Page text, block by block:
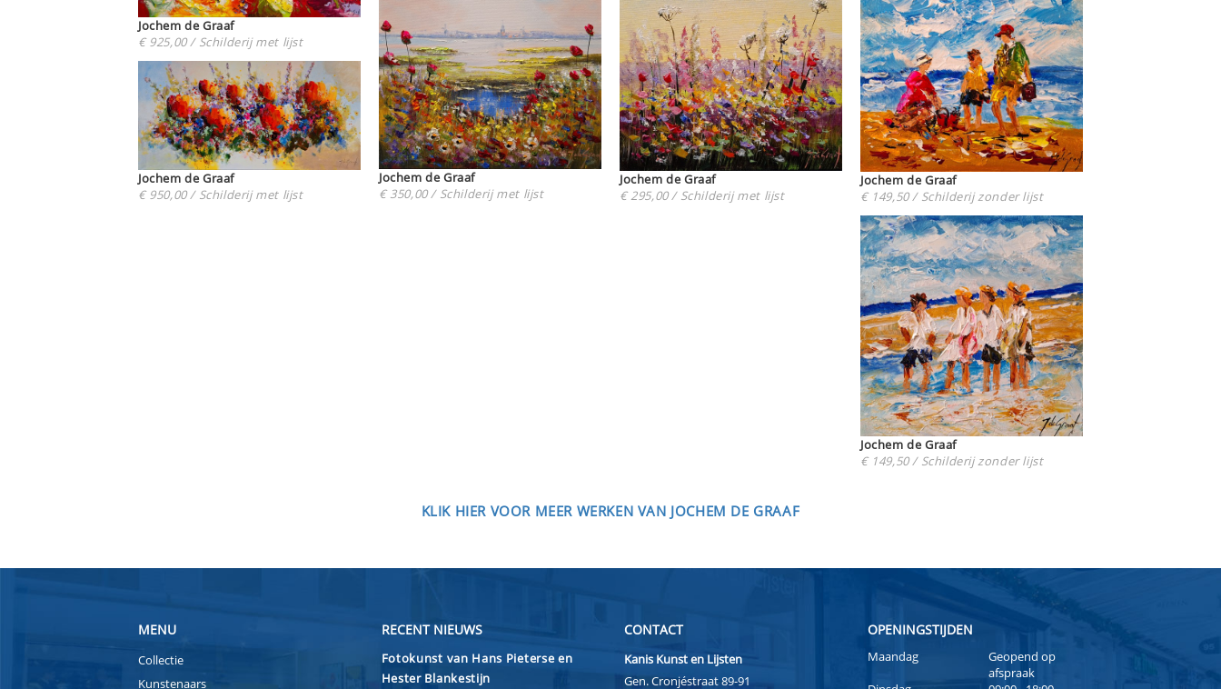
Jochem de Graaf
€ 925,00 / Schilderij met lijst
Jochem de Graaf
€ 950,00 / Schilderij met lijst
Jochem de Graaf
€ 350,00 / Schilderij met lijst
Jochem de Graaf
€ 295,00 / Schilderij met lijst
Jochem de Graaf
€ 149,50 / Schilderij zonder lijst
Jochem de Graaf
€ 149,50 / Schilderij zonder lijst
KLIK HIER VOOR MEER WERKEN VAN JOCHEM DE GRAAF
MENU
Collectie
Kunstenaars
RECENT NIEUWS
Fotokunst van Hans Pieterse en
Hester Blankestijn
CONTACT
Kanis Kunst en Lijsten
Gen. Cronjéstraat 89-91
OPENINGSTIJDEN
Maandag
Geopend op
afspraak